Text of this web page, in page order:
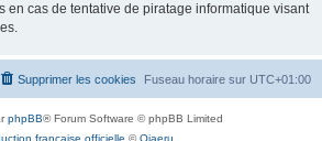
en cas de tentative de piratage informatique visant
Fuseau horaire sur UTC+01:00
Supprimer les cookies
phpBB® Forum Software © phpBB Limited
française officielle ©Qiaeru